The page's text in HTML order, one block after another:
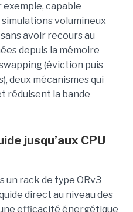
exemple, capable
volumineux
avoir recours au
depuis la mémoire
(éviction puis
deux mécanismes qui
réduisent la bande
jusqu’aux CPU
un rack de type ORv3
direct au niveau des
efficacité énergétique